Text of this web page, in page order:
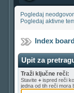
Pogledaj
Pogledaj aktivne
Index
Upit za
Traži ključne reči:
Stavite + ispred reči
jedna od tih reči mora